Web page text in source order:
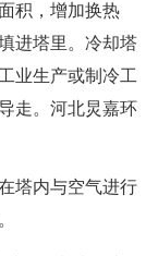
积，增加换热
进塔里。冷却塔
业生产或制冷工
走。河北炅嘉环
塔内与空气进行